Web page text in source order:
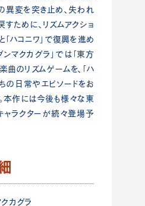
異変を突き⽌め、失われ
すために、リズムアクショ
「ハコニワ」で復興を進め
ンマクカグラ」では「東方
曲のリズムゲームを、「ハ
の日常やエピソードをお
本作には今後も様々な東
ャラクターが続々登場予
クカグラ